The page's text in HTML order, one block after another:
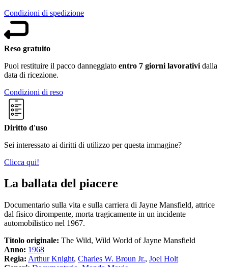
Condizioni di spedizione
Reso gratuito
Puoi restituire il pacco danneggiato entro 7 giorni lavorativi dalla
data di ricezione.
Condizioni di reso
Diritto d'uso
Sei interessato ai diritti di utilizzo per questa immagine?
Clicca qui!
La ballata del piacere
Documentario sulla vita e sulla carriera di Jayne Mansfield, attrice
dal fisico dirompente, morta tragicamente in un incidente
automobilistico nel 1967.
Titolo originale: The Wild, Wild World of Jayne Mansfield
Anno: 1968
Regia: Arthur Knight, Charles W. Broun Jr., Joel Holt